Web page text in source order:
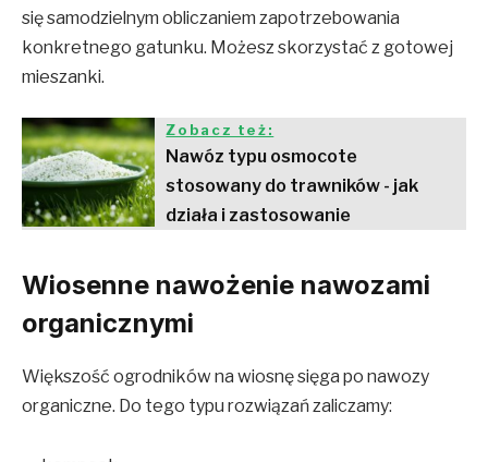
się samodzielnym obliczaniem zapotrzebowania
konkretnego gatunku. Możesz skorzystać z gotowej
mieszanki.
Zobacz też:
Nawóz typu osmocote
stosowany do trawników - jak
działa i zastosowanie
Wiosenne nawożenie nawozami
organicznymi
Większość ogrodników na wiosnę sięga po nawozy
organiczne. Do tego typu rozwiązań zaliczamy: